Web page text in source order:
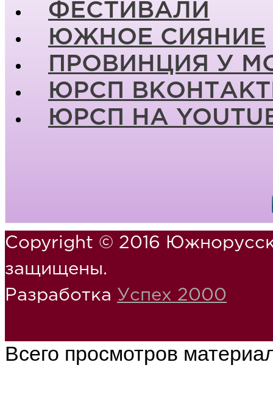
ФЕСТИВАЛИ
ЮЖНОЕ СИЯНИЕ
ПРОВИНЦИЯ У
ЮРСП
ЮРСП НА
Copyright © 2016
защищены.
Разработка Успех 2000
Всего просмотров